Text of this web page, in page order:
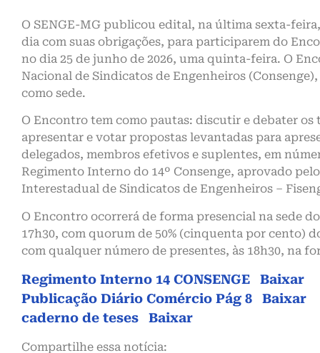
O SENGE-MG publicou edital, na última sexta-
dia com suas obrigações, para participarem do
no dia 25 de junho de 2026, uma quinta-feira. O
Nacional de Sindicatos de Engenheiros
como sede.
O Encontro tem como pautas: discutir e debater os
apresentar e votar propostas levantadas para
delegados, membros efetivos e suplentes, em
Regimento Interno do 14º Consenge, aprovado
Interestadual de Sindicatos de Engenheiros –
O Encontro ocorrerá de forma presencial na sede
17h30, com quorum de 50% (cinquenta por cento)
com qualquer número de presentes, às 18h30, na
Regimento Interno 14 CONSENGE
Baixar
Publicação Diário Comércio Pág 8
Baixar
caderno de teses
Baixar
Compartilhe essa notícia: